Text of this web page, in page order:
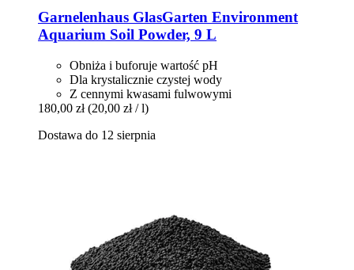
Garnelenhaus GlasGarten Environment
Aquarium Soil Powder, 9 L
Obniża i buforuje wartość pH
Dla krystalicznie czystej wody
Z cennymi kwasami fulwowymi
180,00 zł (20,00 zł / l)
Dostawa do 12 sierpnia